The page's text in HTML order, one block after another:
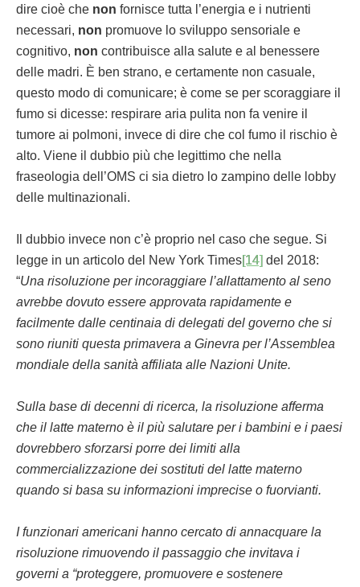
dire cioè che non fornisce tutta l’energia e i nutrienti
necessari, non promuove lo sviluppo sensoriale e
cognitivo, non contribuisce alla salute e al benessere
delle madri. È ben strano, e certamente non casuale,
questo modo di comunicare; è come se per scoraggiare il
fumo si dicesse: respirare aria pulita non fa venire il
tumore ai polmoni, invece di dire che col fumo il rischio è
alto. Viene il dubbio più che legittimo che nella
fraseologia dell’OMS ci sia dietro lo zampino delle lobby
delle multinazionali.
Il dubbio invece non c’è proprio nel caso che segue. Si
legge in un articolo del New York Times[14] del 2018:
“Una risoluzione per incoraggiare l’allattamento al seno
avrebbe dovuto essere approvata rapidamente e
facilmente dalle centinaia di delegati del governo che si
sono riuniti questa primavera a Ginevra per l’Assemblea
mondiale della sanità affiliata alle Nazioni Unite.
Sulla base di decenni di ricerca, la risoluzione afferma
che il latte materno è il più salutare per i bambini e i paesi
dovrebbero sforzarsi porre dei limiti alla
commercializzazione dei sostituti del latte materno
quando si basa su informazioni imprecise o fuorvianti.
I funzionari americani hanno cercato di annacquare la
risoluzione rimuovendo il passaggio che invitava i
governi a “proteggere, promuovere e sostenere